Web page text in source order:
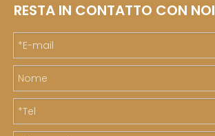
RESTA IN CONTATTO CON NOI